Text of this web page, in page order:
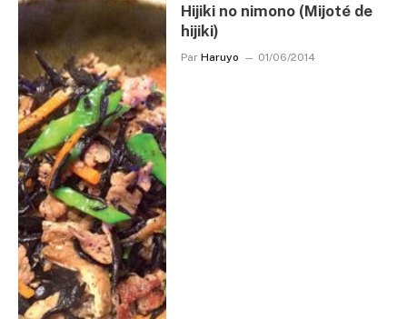
Hijiki no nimono (Mijoté de
hijiki)
Par Haruyo 01/06/2014